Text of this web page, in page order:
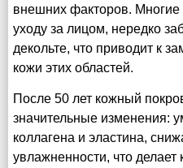
внешних факторов.
уходу за лицом, нередко
декольте, что приводит к
кожи этих областей.
После 50 лет кожный
значительные изменения:
коллагена и эластина,
увлажненности, что